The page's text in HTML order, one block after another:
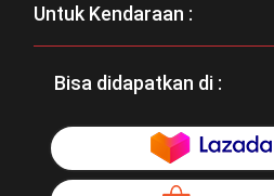
Untuk Kendaraan :
Bisa didapatkan di :